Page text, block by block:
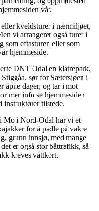
vår.
eller kveldsturer i nærmiljøet,
vi arrangerer også turer i
som eftasturer, eller som
hjemmeside.
DNT Odal en klatrepark,
sør for Sætersjøen i
åpne dager, og tar i mot
mer info se hjemmesiden
instruktører tilstede.
Mo i Nord-Odal har vi et
for å padle på vakre
grunn innsjø, med mange
er også stor båttrafikk, så
kreves våttkort.